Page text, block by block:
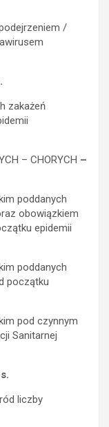
/
zakażeń
– CHORYCH –
poddanych
obowiązkiem
epidemii
poddanych
początku
pod czynnym
Sanitarnej
liczby